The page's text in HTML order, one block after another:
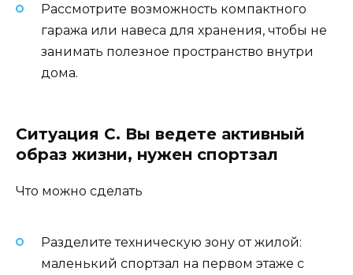
Рассмотрите возможность компактного
гаража или навеса для хранения, чтобы не
занимать полезное пространство внутри
дома.
Ситуация C. Вы ведете активный
образ жизни, нужен спортзал
Что можно сделать
Разделите техническую зону от жилой:
маленький спортзал на первом этаже с